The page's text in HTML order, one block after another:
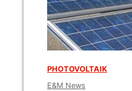
PHOTOVOLTAIK
E&M News